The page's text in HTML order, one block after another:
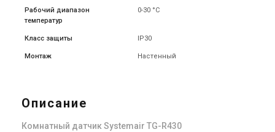
Датчик для вентиляции
Systemair TG-R4/PT1000
Цена
Датчик для вентиляции
Цена
Рабочий диапазон
температур
0-30 °С
Класс защиты IP30
Монтаж Настенный
Описание
Комнатный датчик Systemair TG-R430